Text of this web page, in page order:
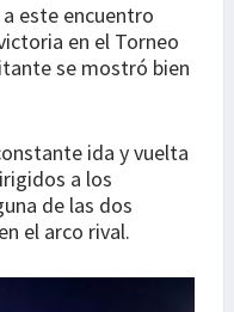
este encuentro
en el Torneo
se mostró bien
ida y vuelta
a los
de las dos
el arco rival.